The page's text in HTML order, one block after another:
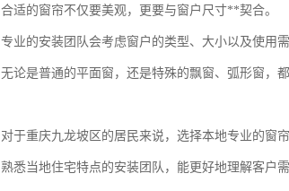
合适的窗帘不仅要美观，更要与窗户尺寸**契合。
专业的安装团队会考虑窗户的类型、大小以及使用
无论是普通的平面窗，还是特殊的飘窗、弧形窗，
对于重庆九龙坡区的居民来说，选择本地专业的窗
熟悉当地住宅特点的安装团队，能更好地理解客户